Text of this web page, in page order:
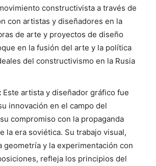
constructivista a través de
con artistas y diseñadores en la
de arte y proyectos de diseño
en la fusión del arte y la política
del constructivismo en la Rusia
Este artista y diseñador gráfico fue
innovación en el campo del
compromiso con la propaganda
la era soviética. Su trabajo visual,
geometría y la experimentación con
refleja los principios del